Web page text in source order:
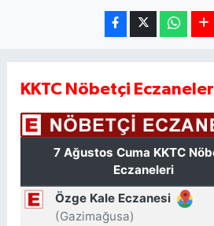
KKTC Nöbetçi Eczaneler